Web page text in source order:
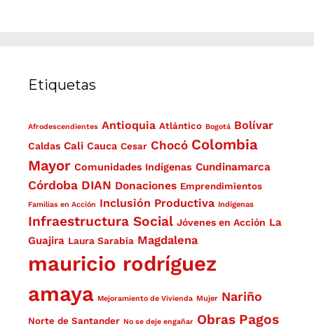
Etiquetas
Afrodescendientes Antioquia Atlántico Bogotá Bolívar
Caldas Cali Cauca Cesar Chocó Colombia
Mayor Comunidades Indígenas Cundinamarca
Córdoba DIAN Donaciones Emprendimientos
Familias en Acción Inclusión Productiva Indígenas
Infraestructura Social Jóvenes en Acción La
Guajira Laura Sarabia Magdalena
mauricio rodríguez
amaya Mejoramiento de Vivienda Mujer Nariño
Norte de Santander No se deje engañar Obras Pagos